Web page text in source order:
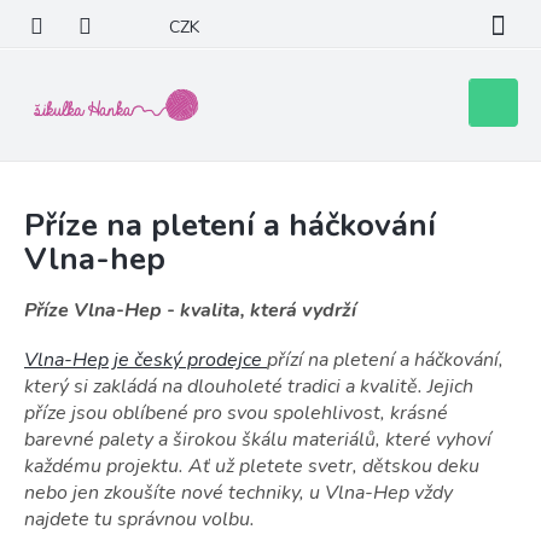
obsah
CZK
košík
Příze na pletení a háčkování
Vlna-hep
Příze Vlna-Hep - kvalita, která vydrží
Vlna-Hep je český prodejcepřízí na pletení a háčkování,
který si zakládá na dlouholeté tradici a kvalitě. Jejich
příze jsou oblíbené pro svou spolehlivost, krásné
barevné palety a širokou škálu materiálů, které vyhoví
každému projektu. Ať už pletete svetr, dětskou deku
nebo jen zkoušíte nové techniky, u Vlna-Hep vždy
najdete tu správnou volbu.